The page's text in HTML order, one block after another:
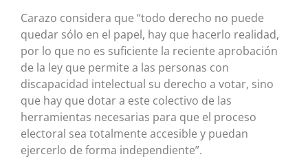
Carazo considera que “todo derecho no puede
quedar sólo en el papel, hay que hacerlo realidad,
por lo que no es suficiente la reciente aprobación
de la ley que permite a las personas con
discapacidad intelectual su derecho a votar, sino
que hay que dotar a este colectivo de las
herramientas necesarias para que el proceso
electoral sea totalmente accesible y puedan
ejercerlo de forma independiente”.